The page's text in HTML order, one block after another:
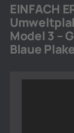
EINFACH
Model 3 –
Blaue